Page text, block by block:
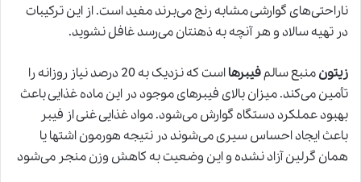
ناراحتی‌های گوارشی مشابه رنج می‌برند مفید است. از این ترکیبات
در تهیه سالاد و هر آنچه به ذهنتان می‌رسد غافل نشوید.
زیتونمنبع سالمفیبرها
است که نزدیک به 20 درصد نیاز روزانه را
تأمین می‌کند. میزان بالای فیبرهای موجود در این ماده غذایی باعث
بهبود عملکرد دستگاه گوارش می‌شود. مواد غذایی غنی از فیبر
باعث ایجاد احساس سیری می‌شوند در نتیجه هورمون اشتها یا
همان گرلین آزاد نشده و این وضعیت به کاهش وزن منجر می‌شود